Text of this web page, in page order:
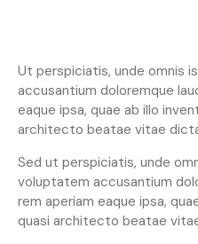
Ut perspiciatis, unde omnis
accusantium doloremque
eaque ipsa, quae ab illo
architecto beatae vitae
Sed ut perspiciatis, unde
voluptatem accusantium
rem aperiam eaque ipsa,
quasi architecto beatae